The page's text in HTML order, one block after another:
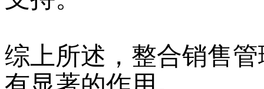
综上所述，整合销售